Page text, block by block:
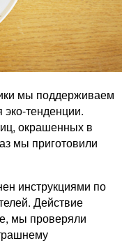
мы поддерживаем
тенденции.
окрашенных в
мы приготовили
инструкциями по
Действие
мы проверяли